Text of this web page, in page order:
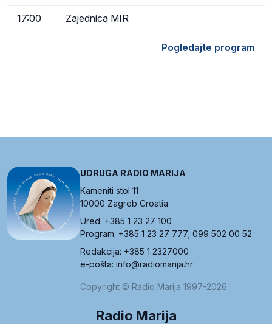
17:00 Zajednica MIR
Pogledajte program
UDRUGA RADIO MARIJA
Kameniti stol 11
10000 Zagreb Croatia
Ured: +385 1 23 27 100
Program: +385 1 23 27 777; 099 502 00 52
Redakcija: +385 1 2327000
e-pošta: info@radiomarija.hr
Copyright © Radio Marija 1997-2026
Radio Marija